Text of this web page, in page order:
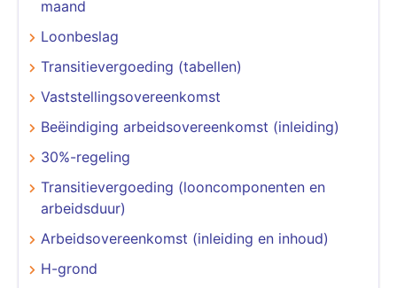
maand
Loonbeslag
Transitievergoeding (tabellen)
Vaststellingsovereenkomst
Beëindiging arbeidsovereenkomst (inleiding)
30%-regeling
Transitievergoeding (looncomponenten en
arbeidsduur)
Arbeidsovereenkomst (inleiding en inhoud)
H-grond